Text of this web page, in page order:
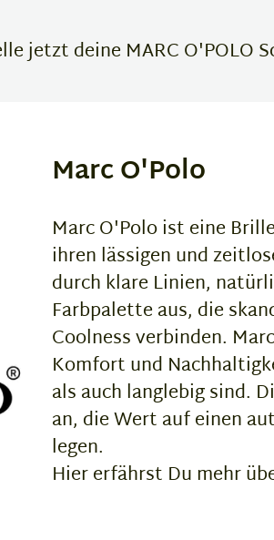
jetzt deine MARC O'POLO
Marc O'Polo
Marc O'Polo ist eine
ihren lässigen und
durch klare Linien,
Farbpalette aus, die
Coolness verbinden.
Komfort und
als auch langlebig sind.
an, die Wert auf einen
legen.
Hier erfährst Du mehr